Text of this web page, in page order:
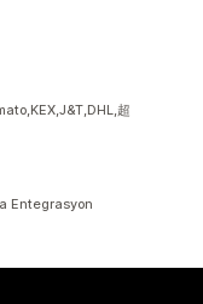
超
Entegrasyon